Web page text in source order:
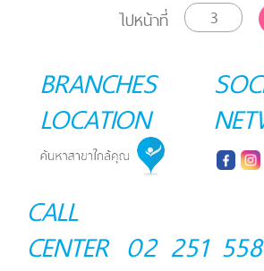
ไปหน้าที่
BRANCHES
LOCATION
CALL
CENTER 02 251